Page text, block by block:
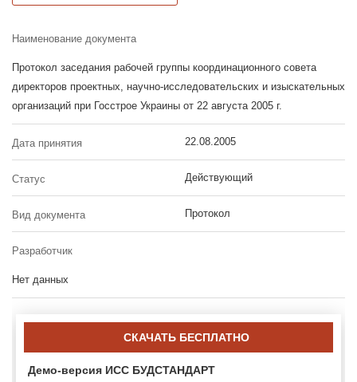
Наименование документа
Протокол заседания рабочей группы координационного совета
директоров проектных, научно-исследовательских и изыскательных
организаций при Госстрое Украины от 22 августа 2005 г.
Дата принятия 22.08.2005
Статус Действующий
Вид документа Протокол
Разработчик
Нет данных
СКАЧАТЬ БЕСПЛАТНО
Демо-версия ИСС БУДСТАНДАРТ